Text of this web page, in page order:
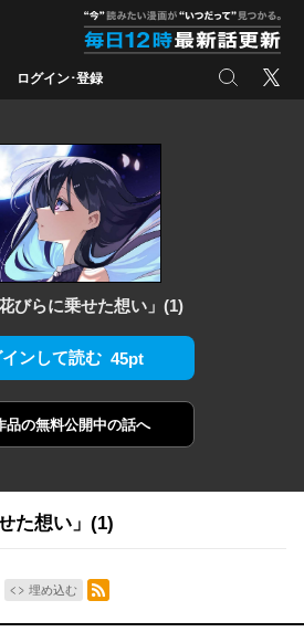
ログイン･登録 検索 X
びらに乗せた想い」(1)
インして読む 45pt
品の無料公開中の話へ
た想い」(1)
埋め込む
RSSフィード